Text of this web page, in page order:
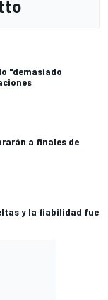
"demasiado
a finales de
y la fiabilidad fue